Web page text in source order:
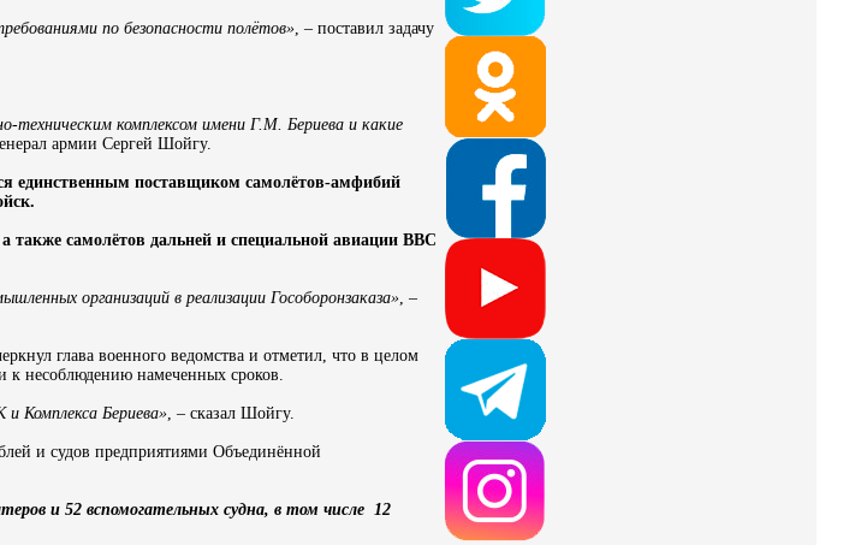
по безопасности полётов» , – поставил задачу
техническим комплексом имени Г.М. Бериева и какие
армии Сергей Шойгу.
единственным поставщиком самолётов-амфибий
также самолётов дальней и специальной авиации ВВС
организаций в реализации Гособорон­заказа» , –
глава военного ведомства и отметил, что в целом
к несоблюдению намеченных сроков.
и Комплекса Бериева» , – сказал Шойгу.
и судов предприятиями Объединённой
и 52 вспомогательных судна, в том числе 12